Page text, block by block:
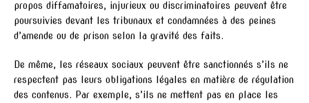
propos diffamatoires, injurieux ou discriminatoires peuvent être
poursuivies devant les tribunaux et condamnées à des peines
d’amende ou de prison selon la gravité des faits.
De même, les réseaux sociaux peuvent être sanctionnés s’ils ne
respectent pas leurs obligations légales en matière de régulation
des contenus. Par exemple, s’ils ne mettent pas en place les